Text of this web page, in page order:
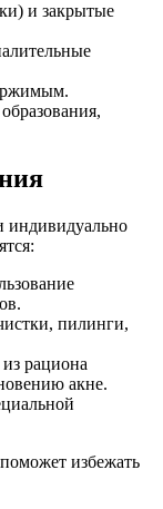
и закрытые
индивидуально
пилинги,
рациона
акне.
избежать